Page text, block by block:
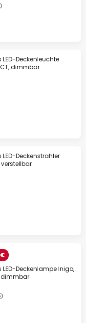
LED-Deckenleuchte
dimmbar
LED-Deckenstrahler
verstellbar
LED-Deckenlampe Inigo,
dimmbar